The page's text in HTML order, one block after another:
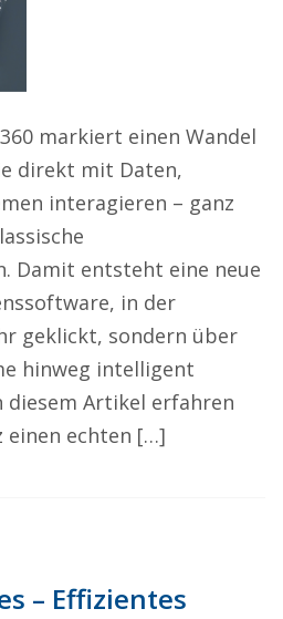
markiert einen Wandel
direkt mit Daten,
interagieren – ganz
Damit entsteht eine neue
in der
geklickt, sondern über
hinweg intelligent
diesem Artikel erfahren
einen echten […]
– Effizientes